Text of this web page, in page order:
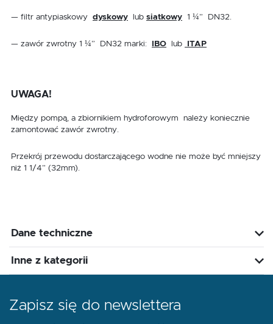
— filtr antypiaskowy dyskowy lub siatkowy 1 ¼” DN32.
— zawór zwrotny 1 ¼” DN32 marki: IBO lub ITAP
UWAGA!
Między pompą, a zbiornikiem hydroforowym należy koniecznie
zamontować zawór zwrotny.
Przekrój przewodu dostarczającego wodne nie może być mniejszy
niż 1 1/4” (32mm).
Dane techniczne
Inne z kategorii
Zapisz się do newslettera